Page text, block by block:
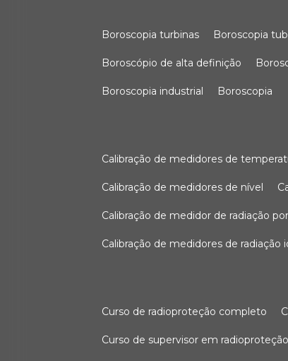
boroscopia turbinas boroscopia
boroscópio de alta definição
boroscopia industrial boroscopia
calibração de medidores de
calibração de medidores de nível
calibração de medidor de radiação
calibração de medidores de radiação
curso de radioproteção completo
curso de supervisor em radioproteção